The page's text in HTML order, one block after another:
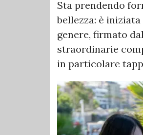
Sta prendendo
bellezza: è
genere, firmato
straordinarie
in particolare